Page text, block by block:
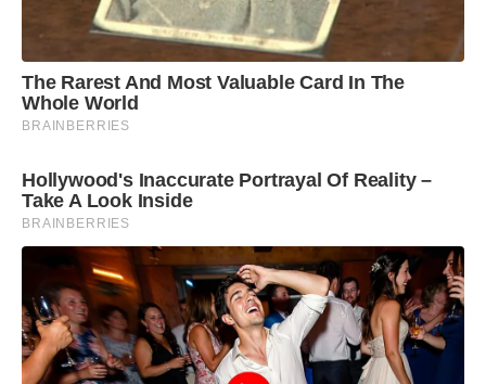
The Rarest And Most Valuable Card In The
Whole World
BRAINBERRIES
Hollywood's Inaccurate Portrayal Of Reality –
Take A Look Inside
BRAINBERRIES